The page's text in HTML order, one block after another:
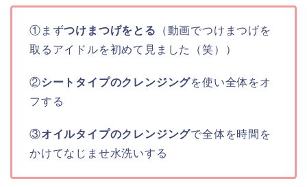
①まずつけまつげをとる
（動画でつけまつげを
取るアイドルを初めて見ました（笑））
②シートタイプのクレンジングを使い全体をオ
フする
③オイルタイプのクレンジングで全体を時間を
かけてなじませ水洗いする